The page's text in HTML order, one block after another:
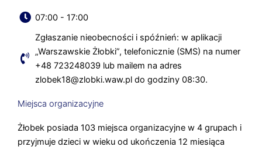
07:00 - 17:00
Zgłaszanie nieobecności i spóźnień: w aplikacji
„Warszawskie Żłobki”, telefonicznie (SMS) na numer
+48 723248039 lub mailem na adres
zlobek18@zlobki.waw.pl do godziny 08:30.
Miejsca organizacyjne
Żłobek posiada 103 miejsca organizacyjne w 4 grupach i
przyjmuje dzieci w wieku od ukończenia 12 miesiąca